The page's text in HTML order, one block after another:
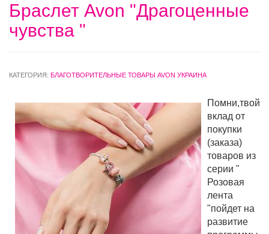
Браслет Avon "Драгоценные
чувства "
КАТЕГОРИЯ: БЛАГОТВОРИТЕЛЬНЫЕ ТОВАРЫ AVON УКРАИНА
Помни,твой
вклад от
покупки
(заказа)
товаров из
серии "
Розовая
лента
"пойдет на
развитие